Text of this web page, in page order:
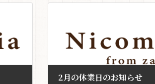
2月の休業日のお知らせ